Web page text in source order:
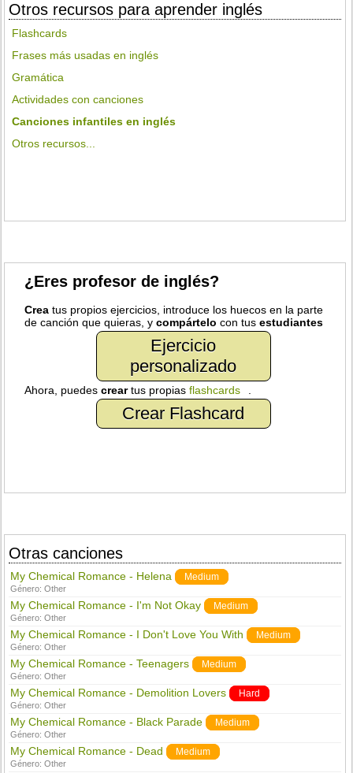
Otros recursos para aprender inglés
Flashcards
Frases más usadas en inglés
Gramática
Actividades con canciones
Canciones infantiles en inglés
Otros recursos...
¿Eres profesor de inglés?
Crea tus propios ejercicios, introduce los huecos en la parte
de canción que quieras, ycompártelo con tusestudiantes
Ejercicio
personalizado
Ahora, puedescreartus propiasflashcards .
Crear Flashcard
Otras canciones
My Chemical Romance - Helena Medium
Género:Other
My Chemical Romance - I'm Not Okay Medium
Género:Other
My Chemical Romance - I Don't Love You With Medium
Género:Other
My Chemical Romance - Teenagers Medium
Género:Other
My Chemical Romance - Demolition Lovers Hard
Género:Other
My Chemical Romance - Black Parade Medium
Género:Other
My Chemical Romance - Dead Medium
Género:Other